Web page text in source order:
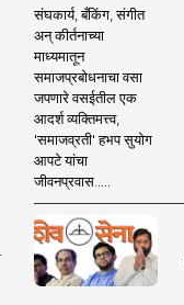
संघकार्य, बँकिंग, संगीत
अन् कीर्तनाच्या
माध्यमातून
समाजप्रबोधनाचा वसा
जपणारे वसईतील एक
आदर्श व्यक्तिमत्त्व,
'समाजव्रती' हभप सुयोग
आपटे यांचा
जीवनप्रवास.....